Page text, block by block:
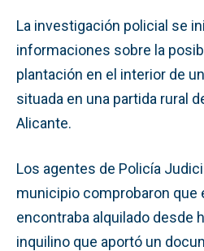
La investigación policial se
informaciones sobre la
plantación en el interior de
situada en una partida rural
Alicante.
Los agentes de Policía
municipio comprobaron que
encontraba alquilado desde
inquilino que aportó un